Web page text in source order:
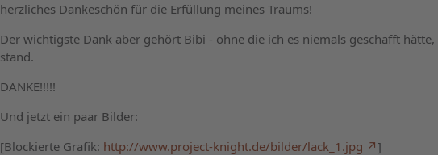
herzliches Dankeschön für die Erfüllung meines Traums!
Der wichtigste Dank aber gehört Bibi - ohne die ich es niemals geschafft
stand.
DANKE!!!!!
Und jetzt ein paar Bilder:
[Blockierte Grafik: http://www.project-knight.de/bilder/lack_1.jpg
]